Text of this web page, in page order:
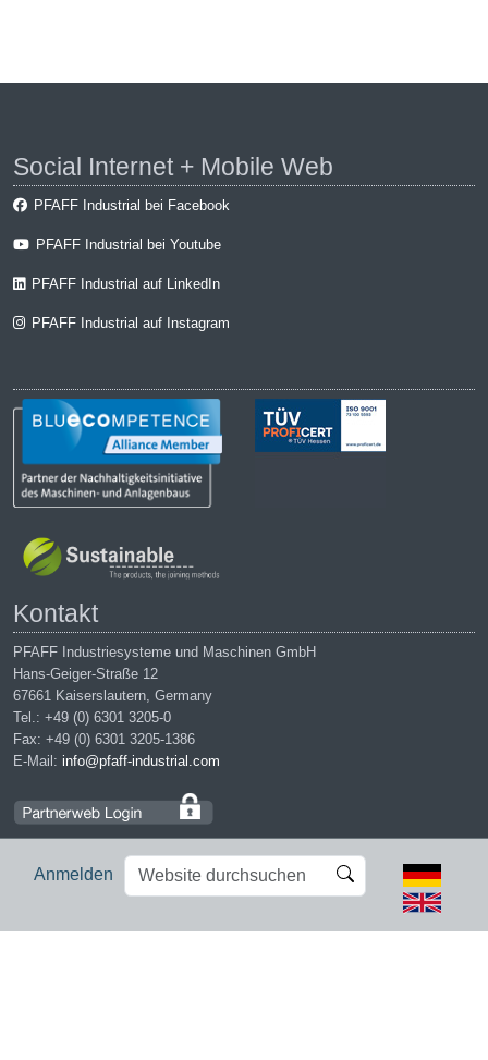
Anmelden
Website
durchsuchen
Erweiterte
Suche…
Social Internet + Mobile Web
PFAFF Industrial bei Facebook
PFAFF Industrial bei Youtube
PFAFF Industrial auf LinkedIn
PFAFF Industrial auf Instagram
Kontakt
PFAFF Industriesysteme und Maschinen GmbH
Hans-Geiger-Straße 12
67661 Kaiserslautern, Germany
Tel.: +49 (0) 6301 3205-0
Fax: +49 (0) 6301 3205-1386
E-Mail: info@pfaff-industrial.com